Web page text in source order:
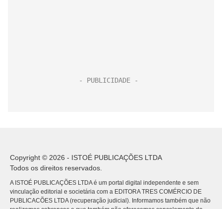
Copyright © 2026 - ISTOÉ PUBLICAÇÕES LTDA
Todos os direitos reservados.
A ISTOÉ PUBLICAÇÕES LTDA é um portal digital independente e sem
vinculação editorial e societária com a EDITORA TRES COMÉRCIO DE
PUBLICACÕES LTDA (recuperação judicial). Informamos também que não